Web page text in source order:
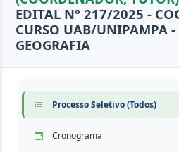
EDITAL N° 217/2025 -
CURSO UAB/UNIPAMPA
GEOGRAFIA
Processo Seletivo (Todos)
Cronograma